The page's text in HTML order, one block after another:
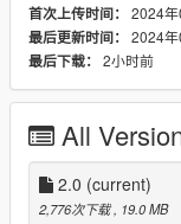
2. Use OpenIV go
X:\Grand Theft Auto
dlcpacks:/boorbc/
Features:
首次上传时间： 2024
最后更新时间： 2024
最后下载： 2小时前
All
2.0 (current)
2,776次下载 , 19.0 MB